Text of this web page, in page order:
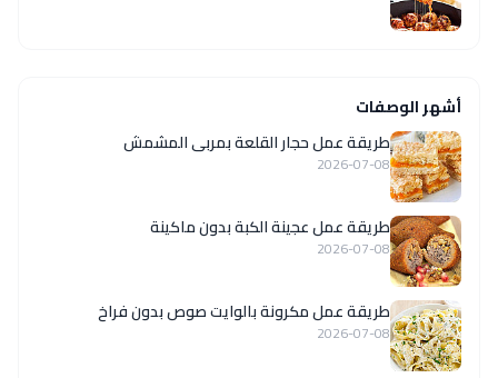
أشهر الوصفات
طريقة عمل حجار القلعة بمربى المشمش
2026-07-08
طريقة عمل عجينة الكبة بدون ماكينة
2026-07-08
طريقة عمل مكرونة بالوايت صوص بدون فراخ
2026-07-08